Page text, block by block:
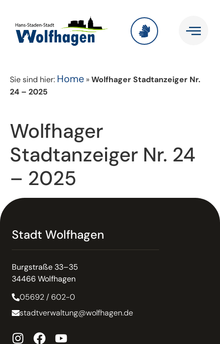
Sie sind hier: Home »Wolfhager Stadtanzeiger Nr.
24 – 2025
Wolfhager
Stadtanzeiger Nr. 24
– 2025
Stadt Wolfhagen
Burgstraße 33–35
34466 Wolfhagen
05692 / 602-0
stadtverwaltung@wolfhagen.de